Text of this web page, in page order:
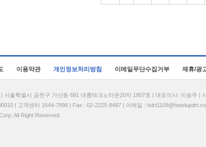
이용약관 개인정보처리방침 이메일무단수집거부 제휴/광
서울특별시 금천구 가산동 691 대륭테크노타운20차 1807호 | 대표이사: 이송주 |
| 고객센터 1644-7896 | Fax : 02-2225-8487 | 이메일 :
All Right Reserved.